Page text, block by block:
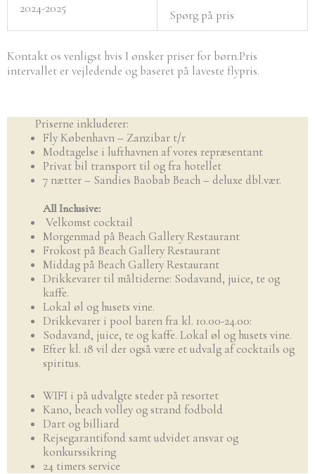
2024-2025 Spørg på pris
Kontakt os venligst hvis I ønsker priser for børn.Pris
intervallet er vejledende og baseret på laveste flypris.
Priserne inkluderer:
Fly København – Zanzibar t/r
Modtagelse i lufthavnen af vores repræsentant
Privat bil transport til og fra hotellet
7 nætter – Sandies Baobab Beach – deluxe dbl.vær.
All Inclusive:
Velkomst cocktail
Morgenmad på Beach Gallery Restaurant
Frokost på Beach Gallery Restaurant
Middag på Beach Gallery Restaurant
Drikkevarer til måltiderne: Sodavand, juice, te og
kaffe.
Lokal øl og husets vine.
Drikkevarer i pool baren fra kl. 10.00-24.00:
Sodavand, juice, te og kaffe. Lokal øl og husets vine.
Efter kl. 18 vil der også være et udvalg af cocktails og
spiritus.
WIFI i på udvalgte steder på resortet
Kano, beach volley og strand fodbold
Dart og billiard
Rejsegarantifond samt udvidet ansvar og
konkurssikring
24 timers service